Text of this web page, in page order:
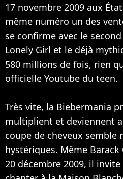
17 novembre 2009 aux
même numéro un des
se confirme avec le
Lonely Girl et le déjà
580 millions de fois, rien
officielle Youtube du teen.
Très vite, la Biebermania
multiplient et deviennent
coupe de cheveux semble
hystériques. Même
20 décembre 2009, il